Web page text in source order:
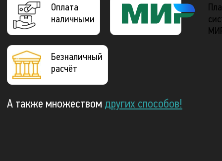
Оплата
наличными
Безналичный
расчёт
А также множеством других способов!